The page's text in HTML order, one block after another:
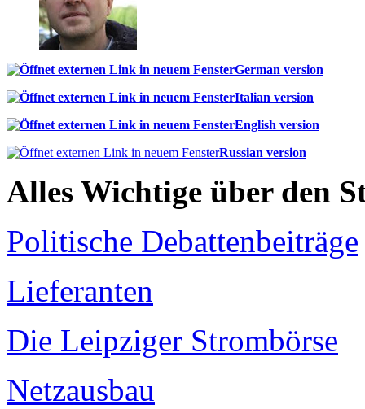
German version
Italian version
English version
Russian version
Alles Wichtige über den
Politische Debattenbeiträge
Lieferanten
Die Leipziger Strombörse
Netzausbau